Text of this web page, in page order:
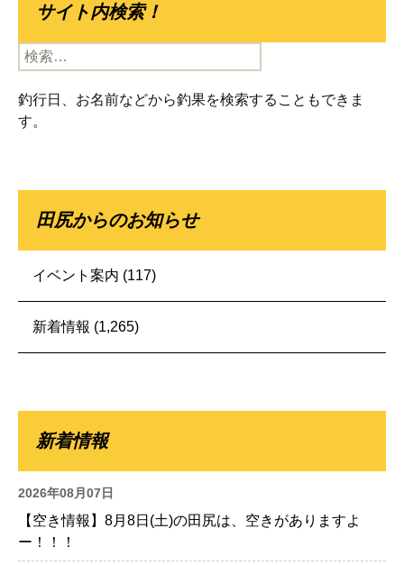
サイト内検索！
検
索:
釣行日、お名前などから釣果を検索することもできま
す。
田尻からのお知らせ
イベント案内 (117)
新着情報 (1,265)
新着情報
2026年08月07日
【空き情報】8月8日(土)の田尻は、空きがありますよ
ー！！！